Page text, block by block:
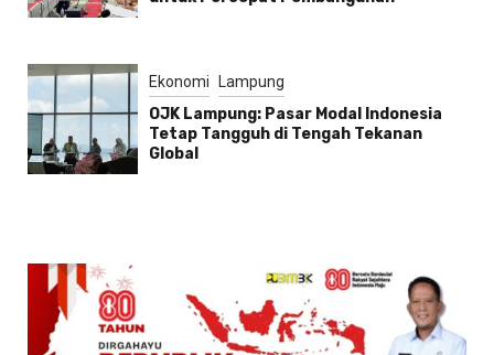
Ekonomi Lampung
OJK Lampung: Pasar Modal Indonesia
Tetap Tangguh di Tengah Tekanan
Global